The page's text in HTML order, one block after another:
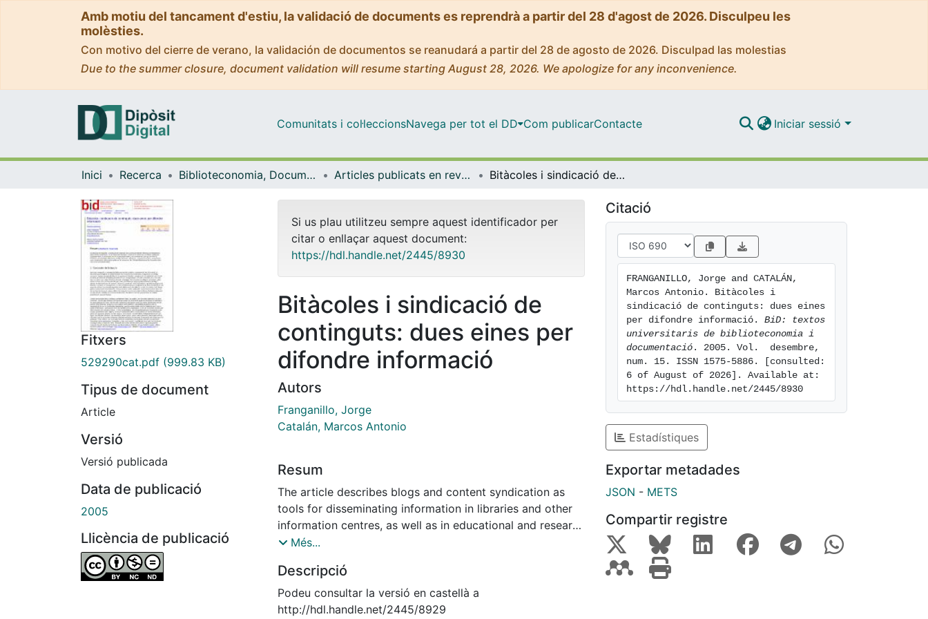
Amb motiu del tancament d'estiu, la validació de documents es reprendrà a partir del 28 d'agost de 2026. Disculpeu les
molèsties.
Con motivo del cierre de verano, la validación de documentos se reanudará a partir del 28 de agosto de 2026. Disculpad las molestias
Due to the summer closure, document validation will resume starting August 28, 2026. We apologize for any inconvenience.
Comunitats i col·leccionsNavega per tot el DD Com publicarContacte Iniciar sessió
Inici Recerca Biblioteconomia, Documentació i Comunicació Audiovisual Articles publicats en revistes (Biblioteconomia, Documentació i Comunicació Audiovisual) Bitàcoles i sindicació de continguts: dues eines per difondre informació
Fitxers
529290cat.pdf (999.83 KB)
Tipus de document
Article
Versió
Versió publicada
Data de publicació
2005
Llicència de publicació
Si us plau utilitzeu sempre aquest identificador per
citar o enllaçar aquest document:
https://hdl.handle.net/2445/8930
Bitàcoles i sindicació de
continguts: dues eines per
difondre informació
Autors
Franganillo, Jorge
Catalán, Marcos Antonio
Resum
The article describes blogs and content syndication as
tools for disseminating information in libraries and other
information centres, as well as in educational and research
environments. The authors begin by defining each of
discussion of how they have been used. Finally, possible
applications are suggested for library environments and
research spaces, while offering considerations about what
Més...
Descripció
Podeu consultar la versió en castellà a
http://hdl.handle.net/2445/8929
Citació
FRANGANILLO, Jorge and CATALÁN,
Marcos Antonio. Bitàcoles i
sindicació de continguts: dues eines
per difondre informació. BiD: textos
universitaris de biblioteconomia i
documentació . 2005. Vol.  desembre,
num. 15. ISSN 1575-5886. [consulted:
6 of August of 2026]. Available at:
https://hdl.handle.net/2445/8930
Estadístiques
Exportar metadades
JSON - METS
Compartir registre